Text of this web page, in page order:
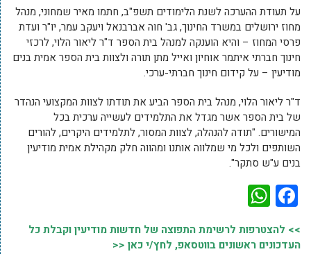
על תעודת ההערכה לשנת הלימודים תשפ"ב, חתמו מאיר שמחוני, מנהל
מחוז ירושלים במשרד החינוך, גב' חוה אברבנאל ויעקב עמר, יו"ר ועדת
פרסי המחוז – והיא הוענקה למנהל בית הספר ד"ר ליאור הלוי, לרכזי
חינוך חברתי איתמר אוחיון ואייל מתן תורה ולצוות בית הספר אמית בנים
מודיעין – על קידום חינוך חברתי-ערכי.
ד"ר ליאור הלוי, מנהל בית הספר הביע את תודתו לצוות המקצועי הנהדר
של בית הספר אשר מגדל את התלמידים לעשייה ערכית בכל
המישורים. "תודה להנהלה, לצוות המסור, לתלמידים היקרים, להורים
השותפים ולכל מי שמלווה אותנו ומהווה חלק מקהילת אמית מודיעין
בנים ע"ש סתקר".
Facebook
>> להצטרפות לרשימת התפוצה של חדשות מודיעין וקבלת כל
העדכונים ראשונים בווטסאפ, לחץ/י כאן <<